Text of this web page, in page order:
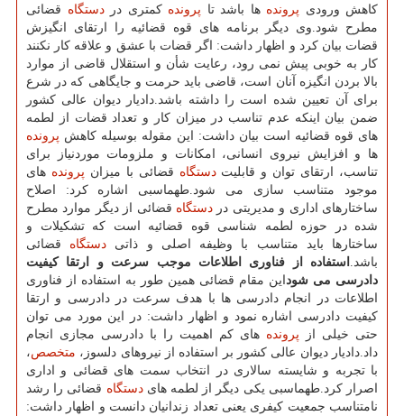
كاهش ورودی پرونده ها باشد تا پرونده كمتری دردستگاه قضائی
مطرح شود.وی دیگر برنامه های قوه قضائیه را ارتقای انگیزش
قضات بیان كرد و اظهار داشت: اگر قضات با عشق و علاقه كار نكنند
كار به خوبی پیش نمی رود، رعایت شأن و استقلال قاضی از موارد
بالا بردن انگیزه آنان است، قاضی باید حرمت و جایگاهی كه در شرع
برای آن تعیین شده است را داشته باشد.دادیار دیوان عالی كشور
ضمن بیان اینكه عدم تناسب در میزان كار و تعداد قضات از لطمه
های قوه قضائیه است بیان داشت: این مقوله بوسیله كاهش پرونده
ها و افزایش نیروی انسانی، امكانات و ملزومات موردنیاز برای
تناسب، ارتقای توان و قابلیتدستگاه قضائی با میزان پرونده های
موجود متناسب سازی می شود.طهماسبی اشاره كرد: اصلاح
ساختارهای اداری و مدیریتی در دستگاه قضائی از دیگر موارد مطرح
شده در حوزه لطمه شناسی قوه قضائیه است كه تشكیلات و
ساختارها باید متناسب با وظیفه اصلی و ذاتی دستگاه قضائی
باشد.
استفاده از فناوری اطلاعات موجب سرعت و ارتقا كیفیت
دادرسی می شوداین مقام قضائی همین طور به استفاده از فناوری
اطلاعات در انجام دادرسی ها با هدف سرعت در دادرسی و ارتقا
كیفیت دادرسی اشاره نمود و اظهار داشت: در این مورد می توان
حتی خیلی از پرونده های كم اهمیت را با دادرسی مجازی انجام
داد.دادیار دیوان عالی كشور بر استفاده از نیروهای دلسوز، متخصص،
با تجربه و شایسته سالاری در انتخاب سمت های قضائی و اداری
اصرار كرد.طهماسبی یكی دیگر از لطمه هایدستگاه قضائی را رشد
نامتناسب جمعیت كیفری یعنی تعداد زندانیان دانست و اظهار داشت: